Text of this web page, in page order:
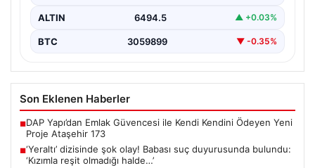
ALTIN 6494.5 ▲ +0.03%
BTC 3059899 ▼ -0.35%
Son Eklenen Haberler
■DAP Yapı’dan Emlak Güvencesi ile Kendi Kendini Ödeyen Yeni
Proje Ataşehir 173
■‘Yeraltı’ dizisinde şok olay! Babası suç duyurusunda bulundu:
‘Kızımla reşit olmadığı halde…’